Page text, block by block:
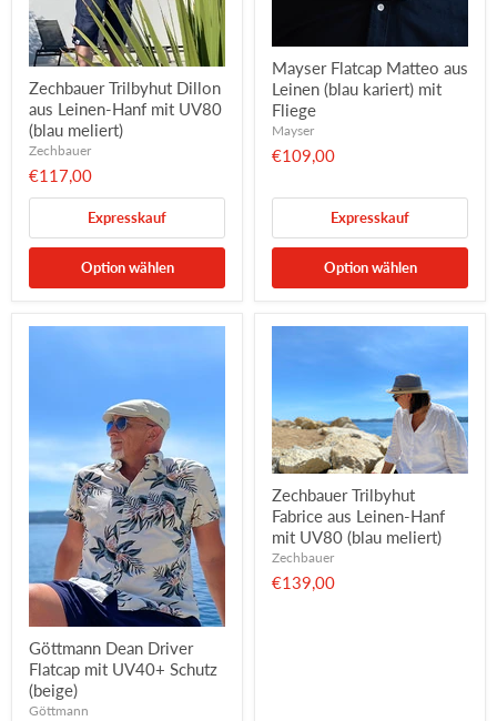
Zechbauer Trilbyhut Dillon
aus Leinen-Hanf mit UV80
(blau meliert)
Zechbauer
€117,00
Expresskauf
Option wählen
Mayser Flatcap Matteo aus
Leinen (blau kariert) mit
Fliege
Mayser
€109,00
Expresskauf
Option wählen
Göttmann Dean Driver
Flatcap mit UV40+ Schutz
(beige)
Göttmann
Zechbauer Trilbyhut
Fabrice aus Leinen-Hanf
mit UV80 (blau meliert)
Zechbauer
€139,00